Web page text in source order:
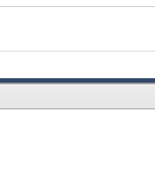
colspan = 5,